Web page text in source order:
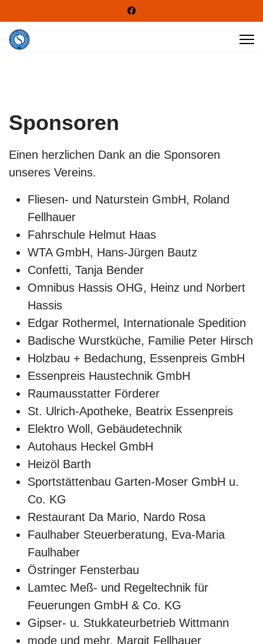
Sponsoren
Einen herzlichen Dank an die Sponsoren
unseres Vereins.
Fliesen- und Naturstein GmbH, Roland
Fellhauer
Fahrschule Helmut Haas
WTA GmbH, Hans-Jürgen Bautz
Confetti, Tanja Bender
Omnibus Hassis OHG, Heinz und Norbert
Hassis
Edgar Rothermel, Internationale Spedition
Badische Wurstküche, Familie Peter Hirsch
Holzbau + Bedachung, Essenpreis GmbH
Essenpreis Haustechnik GmbH
Raumausstatter Förderer
St. Ulrich-Apotheke, Beatrix Essenpreis
Elektro Woll, Gebäudetechnik
Autohaus Heckel GmbH
Heizöl Barth
Sportstättenbau Garten-Moser GmbH u.
Co. KG
Restaurant Da Mario, Nardo Rosa
Faulhaber Steuerberatung, Eva-Maria
Faulhaber
Östringer Fensterbau
Lamtec Meß- und Regeltechnik für
Feuerungen GmbH & Co. KG
Gipser- u. Stukkateurbetrieb Wittmann
mode und mehr, Margit Fellhauer